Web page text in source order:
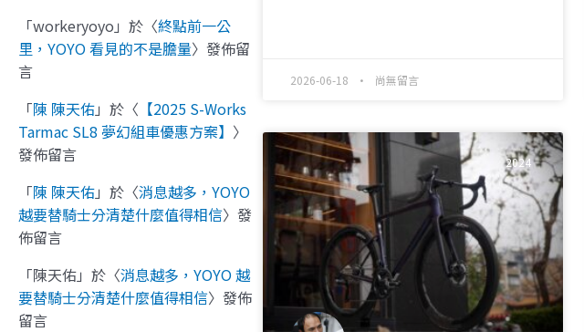
「workeryoyo 」於〈終點前一公
里，YOYO 看見的不是膽量〉發佈留
言
「陳 陳天佑」於〈 【2025 S-Works
Tarmac SL8 夢幻組車優惠方案】 〉
發佈留言
「陳 陳天佑」於〈消息越多，YOYO
越要替騎士分清楚什麼值得相信〉發
佈留言
「陳天佑」於〈消息越多，YOYO 越
要替騎士分清楚什麼值得相信〉發佈
留言
2026-06-18 尚無留言
2024